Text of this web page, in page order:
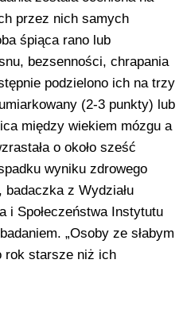
przez nich samych
śpiąca rano lub
bezsenności, chrapania
podzielono ich na trzy
(2-3 punkty) lub
między wiekiem mózgu a
o około sześć
wyniku zdrowego
badaczka z Wydziału
i Społeczeństwa Instytutu
„Osoby ze słabym
rok starsze niż ich